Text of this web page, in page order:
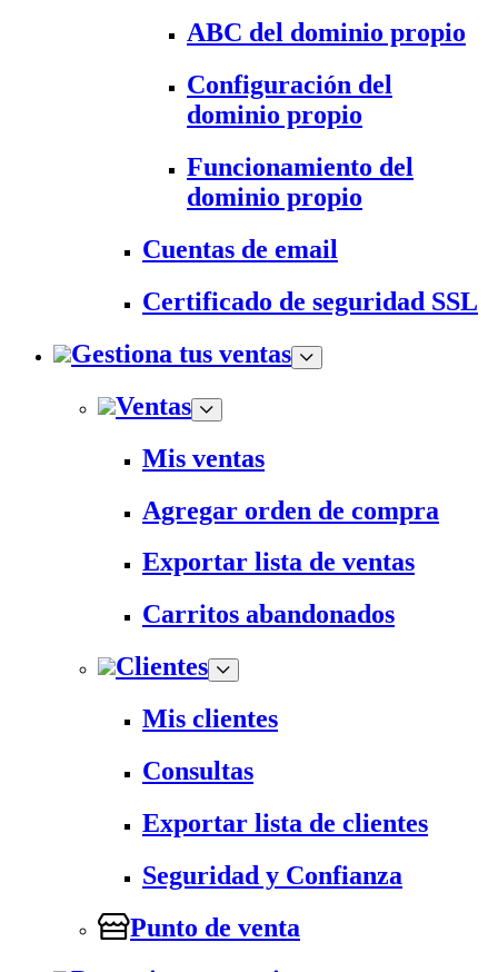
ABC del dominio propio
Configuración del
dominio propio
Funcionamiento del
dominio propio
Cuentas de email
Certificado de seguridad SSL
Gestiona tus ventas
Ventas
Mis ventas
Agregar orden de compra
Exportar lista de ventas
Carritos abandonados
Clientes
Mis clientes
Consultas
Exportar lista de clientes
Seguridad y Confianza
Punto de venta